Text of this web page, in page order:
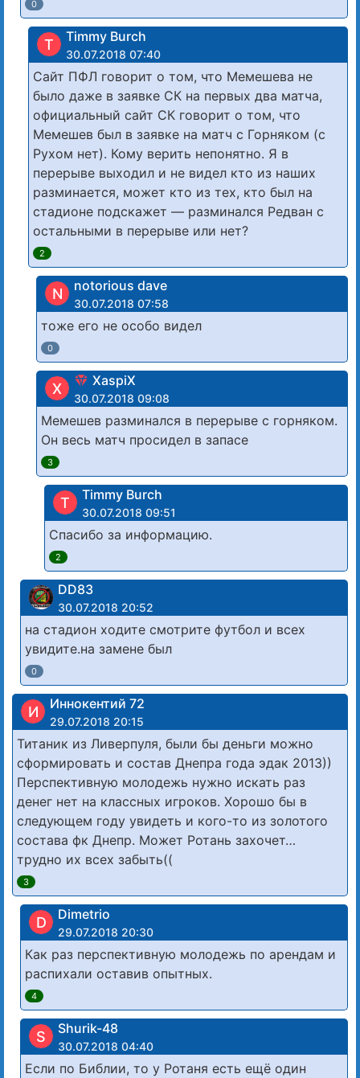
0
T Timmy Burch
30.07.2018 07:40
Сайт ПФЛ говорит о том, что Мемешева не
было даже в заявке СК на первых два матча,
официальный сайт СК говорит о том, что
Мемешев был в заявке на матч с Горняком (с
Рухом нет). Кому верить непонятно. Я в
перерыве выходил и не видел кто из наших
разминается, может кто из тех, кто был на
стадионе подскажет — разминался Редван с
остальными в перерыве или нет?
2
N notorious dave
30.07.2018 07:58
тоже его не особо видел
0
X XaspiX
30.07.2018 09:08
Мемешев разминался в перерыве с горняком.
Он весь матч просидел в запасе
3
T Timmy Burch
30.07.2018 09:51
Спасибо за информацию.
2
DD83
30.07.2018 20:52
на стадион ходите смотрите футбол и всех
увидите.на замене был
0
И Иннокентий 72
29.07.2018 20:15
Титаник из Ливерпуля, были бы деньги можно
сформировать и состав Днепра года эдак 2013))
Перспективную молодежь нужно искать раз
денег нет на классных игроков. Хорошо бы в
следующем году увидеть и кого-то из золотого
состава фк Днепр. Может Ротань захочет…
трудно их всех забыть((
3
D Dimetrio
29.07.2018 20:30
Как раз перспективную молодежь по арендам и
распихали оставив опытных.
4
S Shurik-48
30.07.2018 04:40
Если по Библии, то у Ротаня есть ещё один